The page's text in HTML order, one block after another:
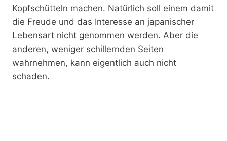
Kopfschütteln machen. Natürlich soll einem damit
die Freude und das Interesse an japanischer
Lebensart nicht genommen werden. Aber die
anderen, weniger schillernden Seiten
wahrnehmen, kann eigentlich auch nicht
schaden.